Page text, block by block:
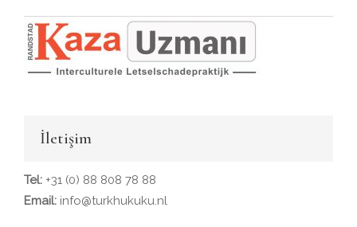
İletişim
Tel: +31 (0) 88 808 78 88
Email: info@turkhukuku.nl